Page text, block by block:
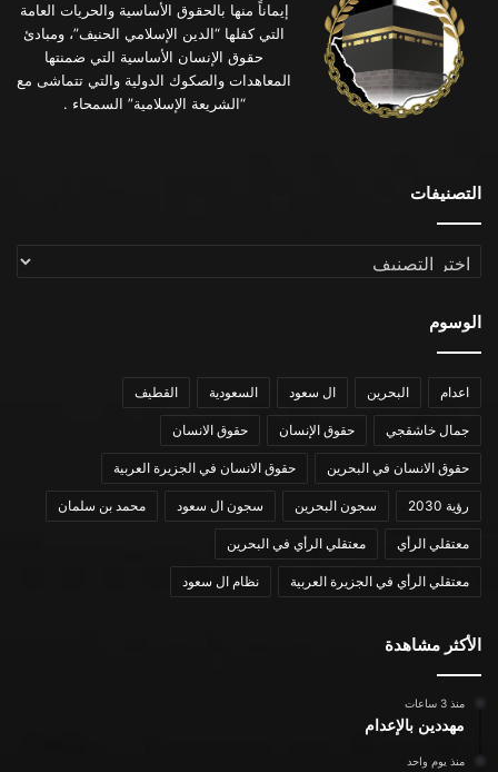
إيماناً منها بالحقوق الأساسية والحريات العامة
التي كفلها “الدين الإسلامي الحنيف”، ومبادئ
حقوق الإنسان الأساسية التي ضمنتها
المعاهدات والصكوك الدولية والتي تتماشى مع
“الشريعة الإسلامية” السمحاء .
التصنيفات
التصنيفات
الوسوم
اعدام البحرين ال سعود السعودية القطيف
جمال خاشقجي حقوق الإنسان حقوق الانسان
حقوق الانسان في البحرين حقوق الانسان في الجزيرة العربية
رؤية 2030 سجون البحرين سجون ال سعود محمد بن سلمان
معتقلي الرأي معتقلي الرأي في البحرين
معتقلي الرأي في الجزيرة العربية نظام ال سعود
الأكثر مشاهدة
منذ 3 ساعات
مهددين بالإعدام
منذ يوم واحد